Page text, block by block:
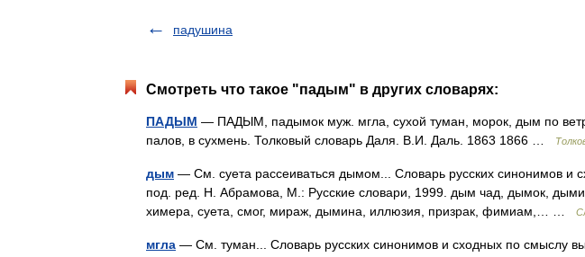
падушина
Смотреть что такое "падым" в других словарях:
ПАДЫМ — ПАДЫМ, падымок муж. мгла, сухой туман, морок, дым по
палов, в сухмень. Толковый словарь Даля. В.И. Даль. 1863 1866 …
дым — См. суета рассеиваться дымом... Словарь русских синонимов и
под. ред. Н. Абрамова, М.: Русские словари, 1999. дым чад, дымок,
химера, суета, смог, мираж, дымина, иллюзия, призрак, фимиам,… …
мгла — См. туман... Словарь русских синонимов и сходных по смыслу